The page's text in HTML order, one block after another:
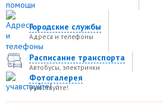
Городские службы
Адреса и телефоны
Расписание транспорта
Автобусы, электрички
Фотогалерея
учавствуйте!